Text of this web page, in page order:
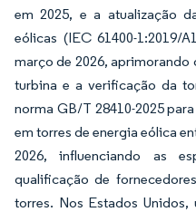
em 2025, e a atualização
eólicas (IEC 61400-1:2019/
março de 2026, aprimorando
turbina e a verificação da
norma GB/T 28410-2025
em torres de energia eólica
2026, influenciando as
qualificação de
torres. Nos Estados Unidos,